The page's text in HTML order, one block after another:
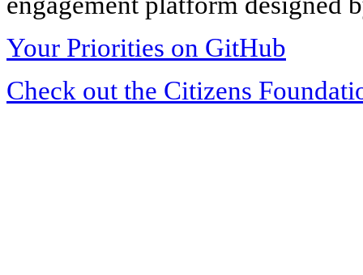
Your Priorities on GitHub
Check out the Citizens